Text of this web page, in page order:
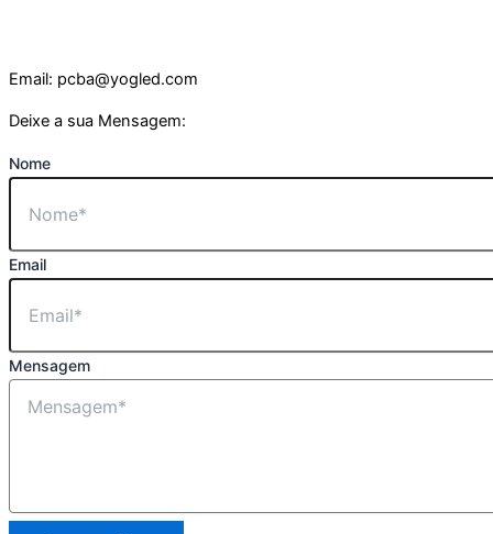
Email: pcba@yogled.com
Deixe a sua Mensagem:
Nome
Email
Mensagem